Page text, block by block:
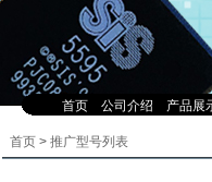
首页 公司介绍 产品展
首页 > 推广型号列表